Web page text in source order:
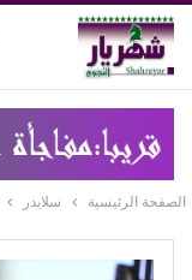
الصفحة الرئيسية سلايدر